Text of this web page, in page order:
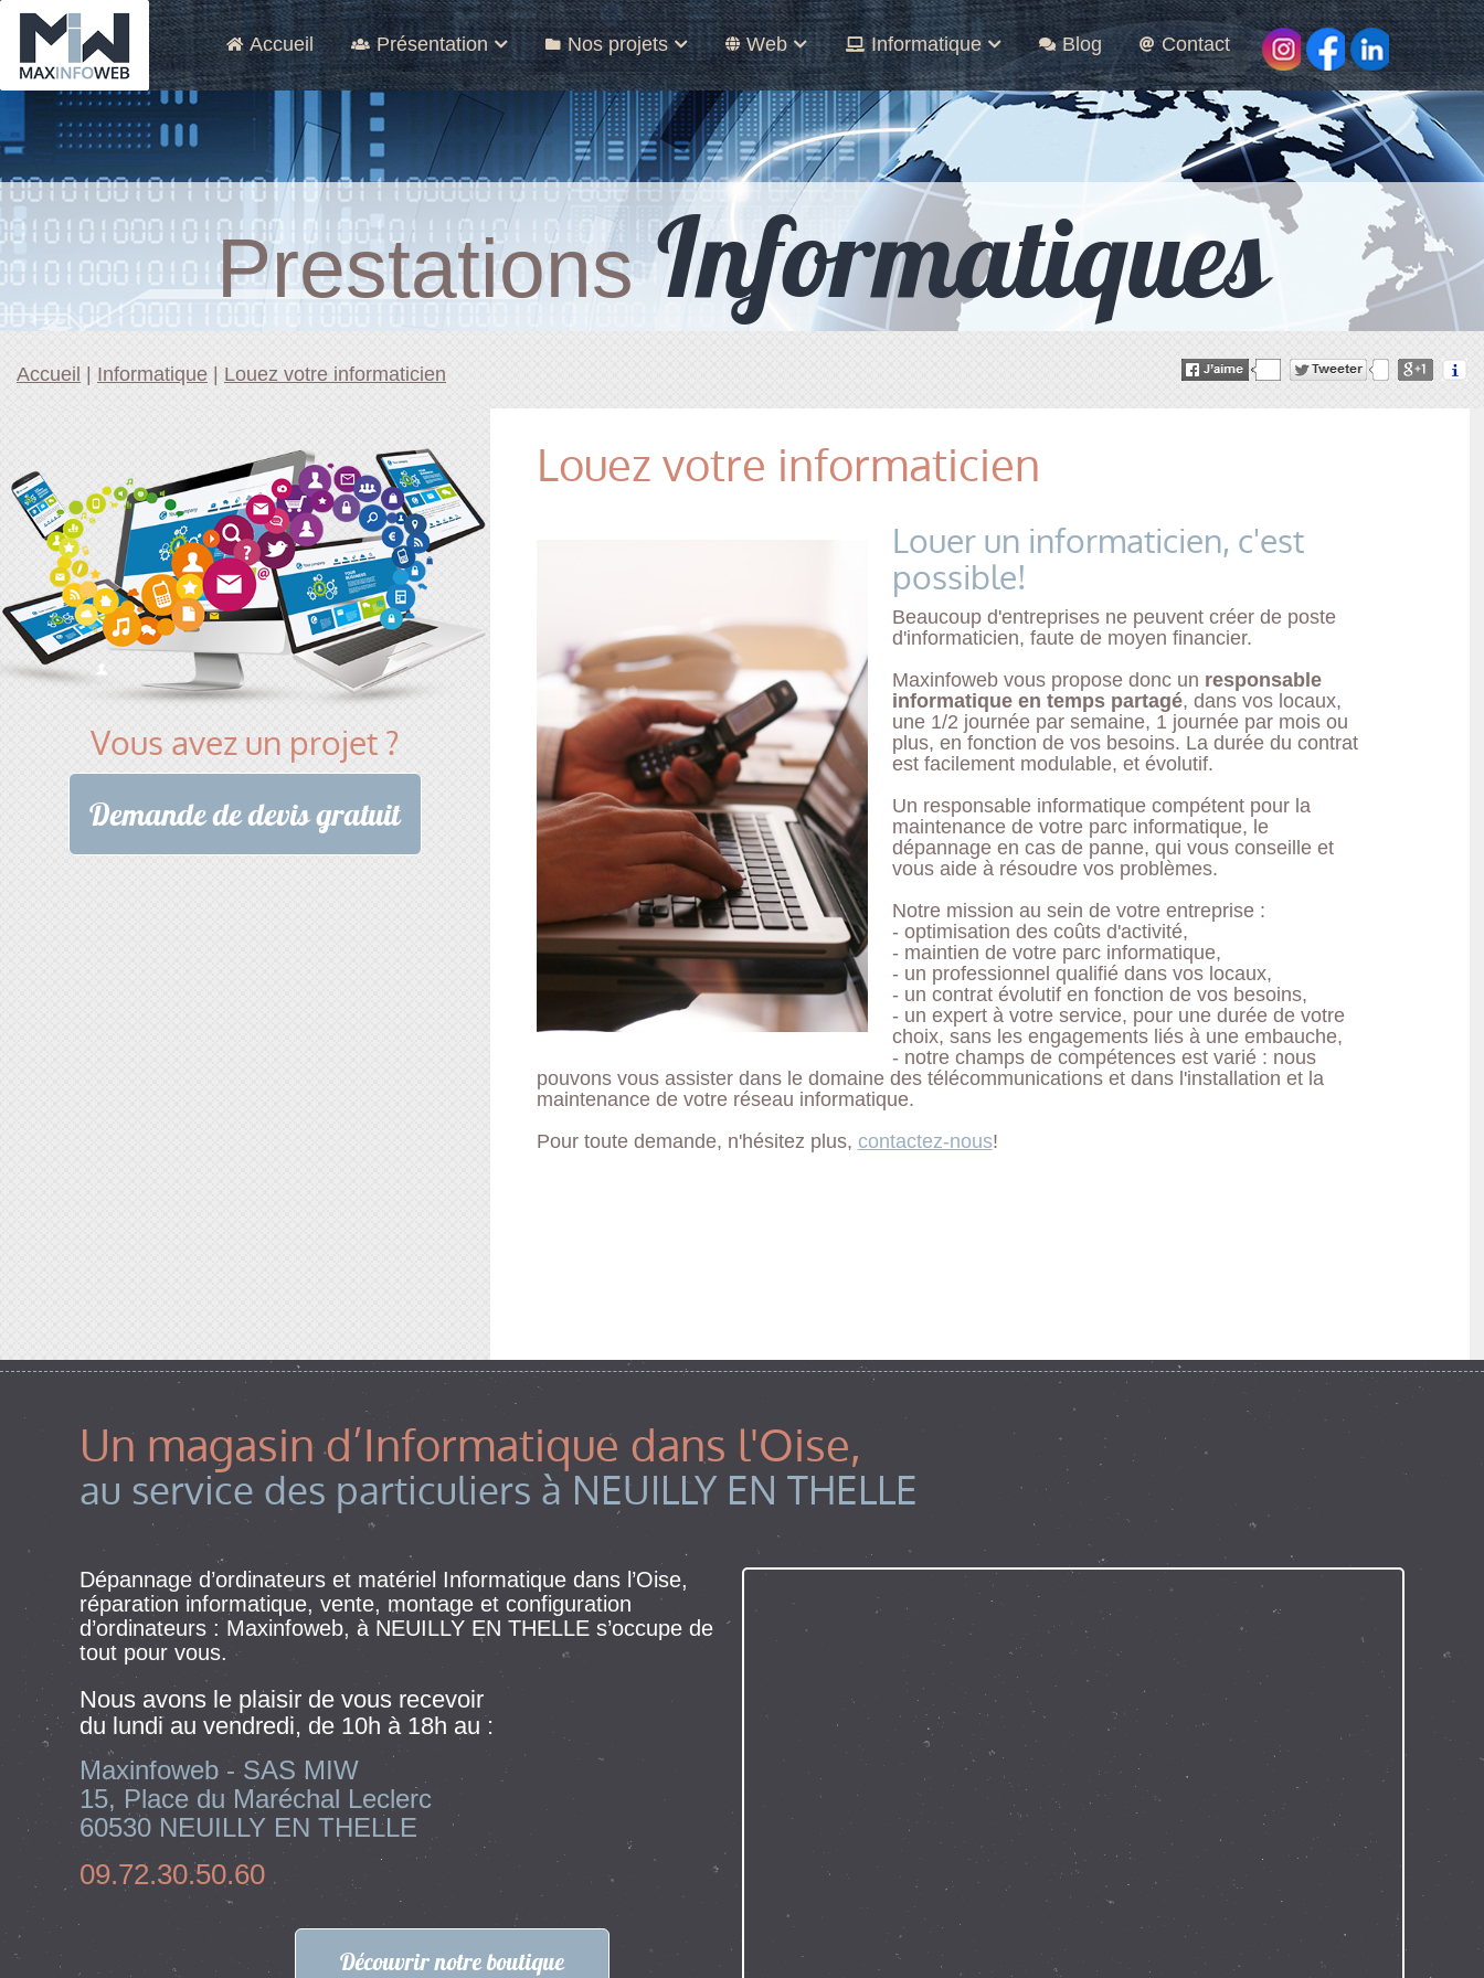
Accueil Présentation Nos projets Web Informatique Blog Contact
PrestationsInformatiques
Accueil Informatique Louez votre informaticien
Louez votre informaticien
Louer un informaticien, c'est
possible!
Beaucoup d'entreprises ne peuvent créer de poste
d'informaticien, faute de moyen financier.
Maxinfoweb vous propose donc un responsable
informatique en temps partagé, dans vos locaux,
une 1/2 journée par semaine, 1 journée par mois ou
plus, en fonction de vos besoins. La durée du contrat
est facilement modulable, et évolutif.
Un responsable informatique compétent pour la
maintenance de votre parc informatique, le
dépannage en cas de panne, qui vous conseille et
vous aide à résoudre vos problèmes.
Notre mission au sein de votre entreprise :
- optimisation des coûts d'activité,
- maintien de votre parc informatique,
- un professionnel qualifié dans vos locaux,
- un contrat évolutif en fonction de vos besoins,
- un expert à votre service, pour une durée de votre
choix, sans les engagements liés à une embauche,
- notre champs de compétences est varié : nous
pouvons vous assister dans le domaine des télécommunications et dans l'installation et la
maintenance de votre réseau informatique.
Pour toute demande, n'hésitez plus, contactez-nous!
Vous avez un projet ?
Demande de devis gratuit
Un magasin d’Informatique dans l'Oise,
au service des particuliers à NEUILLY EN THELLE
Dépannage d’ordinateurs et matériel Informatique dans l’Oise,
réparation informatique, vente, montage et configuration
d’ordinateurs : Maxinfoweb, à NEUILLY EN THELLE s’occupe de
tout pour vous.
Nous avons le plaisir de vous recevoir
du lundi au vendredi, de 10h à 18h au :
Maxinfoweb - SAS MIW
15, Place du Maréchal Leclerc
60530 NEUILLY EN THELLE
09.72.30.50.60
Découvrir notre boutique